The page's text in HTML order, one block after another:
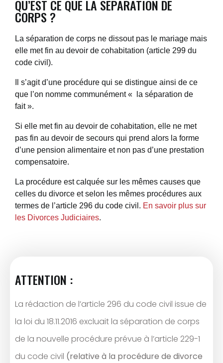
QU’EST CE QUE LA SÉPARATION DE
CORPS ?
La séparation de corps ne dissout pas le mariage mais
elle met fin au devoir de cohabitation (article 299 du
code civil).
Il s’agit d’une procédure qui se distingue ainsi de ce
que l’on nomme communément« la séparation de
fait ».
Si elle met fin au devoir de cohabitation, elle ne met
pas fin au devoir de secours qui prend alors la forme
d’une pension alimentaire et non pas d’une prestation
compensatoire.
La procédure est calquée sur les mêmes causes que
celles du divorce et selon les mêmes procédures aux
termes de l’article 296 du code civil. En savoir plus sur
les Divorces Judiciaires.
ATTENTION :
La rédaction de l’article 296 du code civil issue de
la loi du 18.11.2016 excluait la séparation de corps
de la nouvelle procédure prévue à l’article 229-1
du code civil (relative à la procédure de divorce